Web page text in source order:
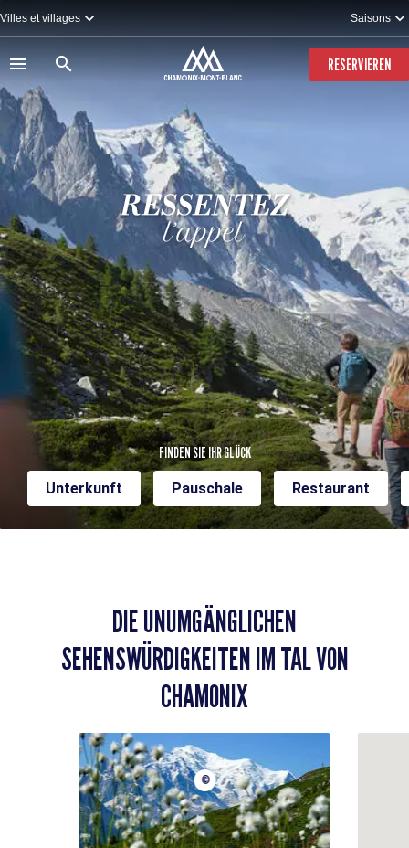
zum
Villes et villages Saisons
RESERVIEREN
FINDEN SIE IHR GLÜCK
Unterkunft Pauschale Restaurant
DIE UNUMGÄNGLICHEN
SEHENSWÜRDIGKEITEN IM TAL VON
CHAMONIX
©